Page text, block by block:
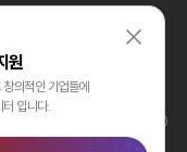
원
의적인 기업들에
입니다.
미양빌딩)
경북창조경제혁신센터 312호 (삼풍동)